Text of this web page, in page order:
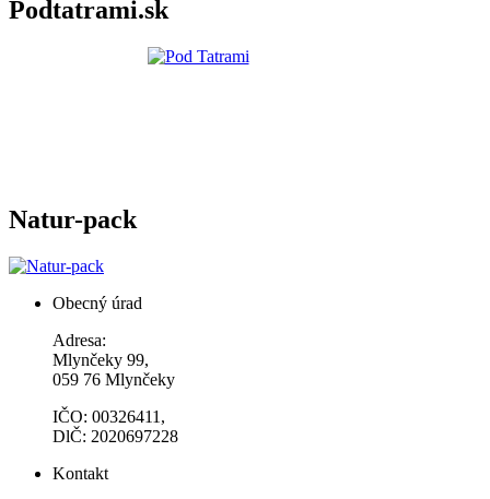
Podtatrami.sk
Natur-pack
Obecný úrad
Adresa:
Mlynčeky 99,
059 76 Mlynčeky
IČO: 00326411,
DlČ: 2020697228
Kontakt